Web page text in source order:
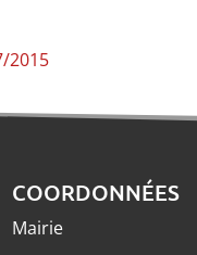
2015
COORDONNÉES
Mairie